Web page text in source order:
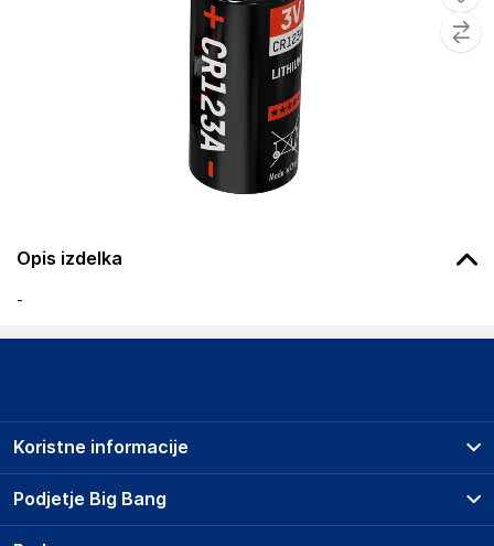
Opis izdelka
-
Podjetje Big Bang
O podjetju
Koristne informacije
Prodajna mesta